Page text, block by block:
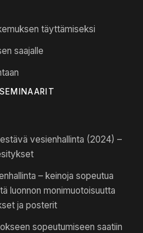
täyttämiseksi
saajalle
vesienhallinta (2024) –
– keinoja sopeutua
luonnon monimuotoisuutta
ja posterit
sopeutumiseen saatiin